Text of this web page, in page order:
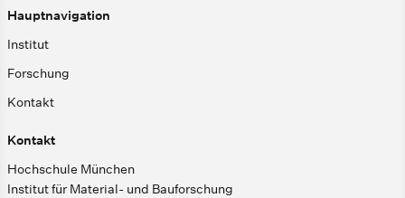
Hauptnavigation
Institut
Forschung
Kontakt
Kontakt
Hochschule München
Institut für Material- und Bauforschung